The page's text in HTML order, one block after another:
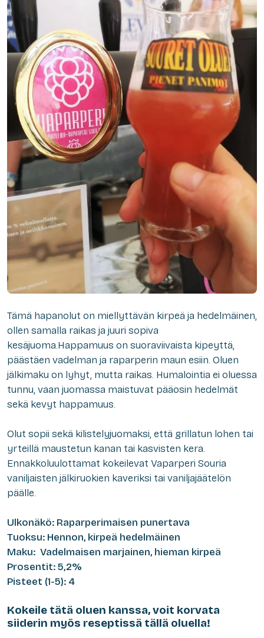
Tämä hapanolut on miellyttävän kirpeä ja hedelmäinen,
ollen samalla raikas ja juuri sopiva
kesäjuoma.Happamuus on suoraviivaista kipeyttä,
päästäen vadelman ja raparperin maun esiin. Oluen
jälkimaku on lyhyt, mutta raikas. Humalointia ei oluessa
tunnu, vaan juomassa maistuvat pääosin hedelmät
sekä kevyt happamuus.
Olut sopii sekä kilistelyjuomaksi, että grillatun lohen tai
yrteillä maustetun kanan tai kasvisten kera.
Ennakkoluulottamat kokeilevat Vaparperi Souria
vaniljaisten jälkiruokien kaveriksi tai vaniljajäätelön
päälle.
Ulkonäkö: Raparperimaisen punertava
Tuoksu: Hennon, kirpeä hedelmäinen
Maku: Vadelmaisen marjainen, hieman kirpeä
Prosentit: 5,2%
Pisteet (1-5): 4
Kokeile tätä oluen kanssa, voit korvata
siiderin myös reseptissä tällä oluella!